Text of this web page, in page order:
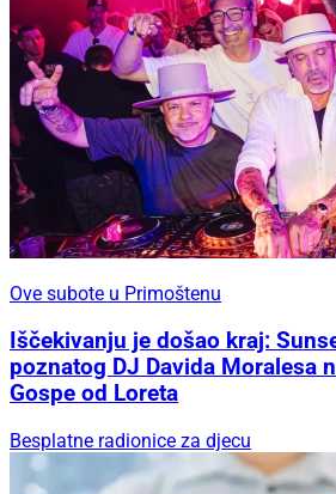
Ove subote u Primoštenu
Iščekivanju je došao kraj:
poznatog DJ Davida Moralesa
Gospe od Loreta
Besplatne radionice za djecu